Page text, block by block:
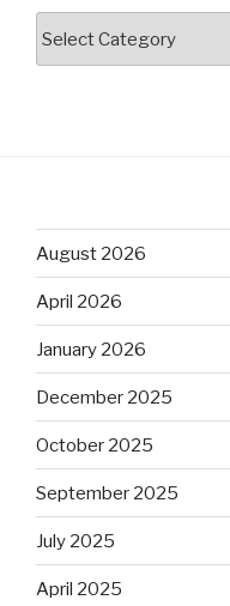
August 2026
April 2026
January 2026
December 2025
October 2025
September 2025
July 2025
April 2025